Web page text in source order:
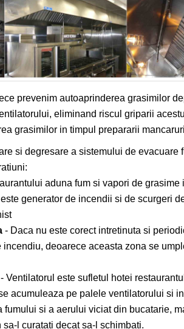
prevenim autoaprinderea grasimilor
eliminand riscul griparii
grasimilor in timpul prepararii
si degresare a sistemului de evacuare
aduna fum si vapori de
generator de incendii si de scurgeri
- Daca nu este corect intretinuta si
incendiu, deoarece aceasta zona se
- Ventilatorul este sufletul hotei
acumuleaza pe palele ventilatorului si
fumului si a aerului viciat din bucatarie,
l curatati decat sa-l schimbati.